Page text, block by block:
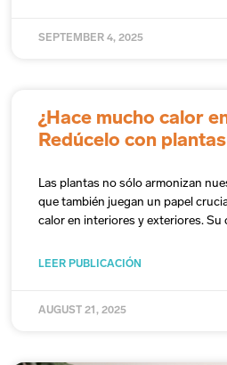
SEPTEMBER 4, 2025
¿Hace mucho calor
Redúcelo con
Las plantas no sólo armonizan
que también juegan un papel
calor en interiores y exteriores. Su
LEER PUBLICACIÓN
AUGUST 21, 2025